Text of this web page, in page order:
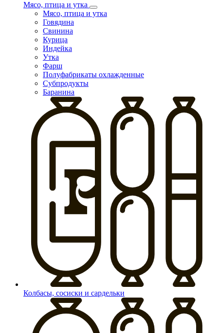
Мясо, птица и утка
Мясо, птица и утка
Говядина
Свинина
Курица
Индейка
Утка
Фарш
Полуфабрикаты охлажденные
Субпродукты
Баранина
Колбасы, сосиски и сардельки